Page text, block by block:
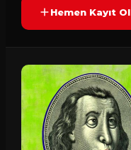
Hemen Kayıt Ol